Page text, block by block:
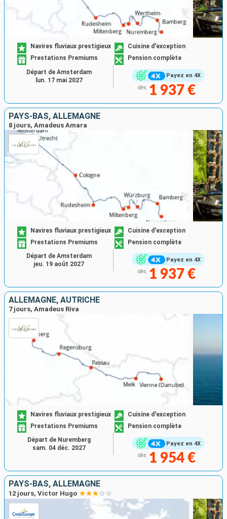
Payez en 4X
Navires fluviaux prestigieux
Cuisine d'exception
Prestations Premiums
Pension complète
dès 1 937 €
Départ de Amsterdam
lun. 17 mai 2027
PAYS-BAS, ALLEMAGNE
8 jours, Amadeus Amara
Payez en 4X
Navires fluviaux prestigieux
Cuisine d'exception
Prestations Premiums
Pension complète
dès 1 937 €
Départ de Amsterdam
jeu. 19 août 2027
ALLEMAGNE, AUTRICHE
7 jours, Amadeus Riva
Payez en 4X
Navires fluviaux prestigieux
Cuisine d'exception
Prestations Premiums
Pension complète
dès 1 954 €
Départ de Nuremberg
sam. 04 déc. 2027
PAYS-BAS, ALLEMAGNE
12 jours, Victor Hugo